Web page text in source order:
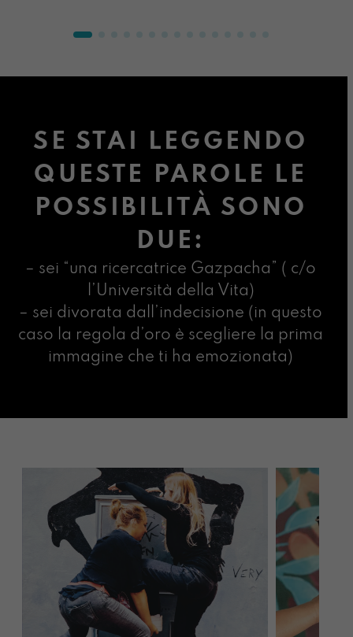
SE STAI LEGGENDO
QUESTE PAROLE LE
POSSIBILITÀ SONO
DUE:
– sei “una ricercatrice Gazpacha” ( c/o
l’Università della Vita)
– sei divorata dall’indecisione (in questo
caso la regola d’oro è scegliere la prima
immagine che ti ha emozionata)